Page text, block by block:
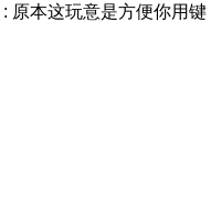
: 原本这玩意是方便你用键